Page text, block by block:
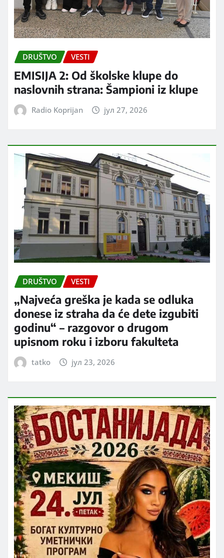
DRUŠTVO VESTI
EMISIJA 2: Od školske klupe do
naslovnih strana: Šampioni iz klupe
Radio Koprijan јул 27, 2026
DRUŠTVO VESTI
„Najveća greška je kada se odluka
donese iz straha da će dete izgubiti
godinu“ – razgovor o drugom
upisnom roku i izboru fakulteta
tatko јул 23, 2026